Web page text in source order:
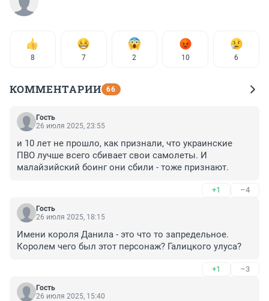
8 7 2 10 6
КОММЕНТАРИИ 66
Гость
26 июля 2025, 23:55
и 10 лет не прошло, как признали, что украинские
ПВО лучше всего сбивает свои самолеты. И
малайзийский боинг они сбили - тоже признают.
+1 –4
Гость
26 июля 2025, 18:15
Имени короля Данила - это что то запредельное.
Королем чего был этот персонаж? Галицкого улуса?
+1 –3
Гость
26 июля 2025, 15:40